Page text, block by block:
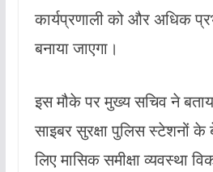
कार्यप्रणाली को और अधिक
बनाया जाएगा।
इस मौके पर मुख्य सचिव ने
साइबर सुरक्षा पुलिस स्टेशनों
लिए मासिक समीक्षा व्यवस्था